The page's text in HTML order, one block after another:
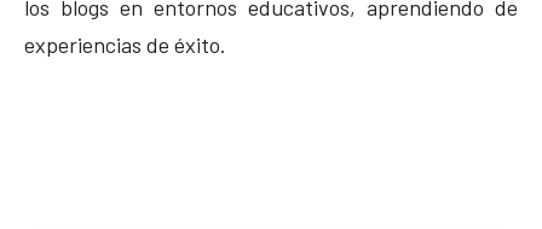
los blogs en entornos educativos, aprendiendo de
experiencias de éxito.